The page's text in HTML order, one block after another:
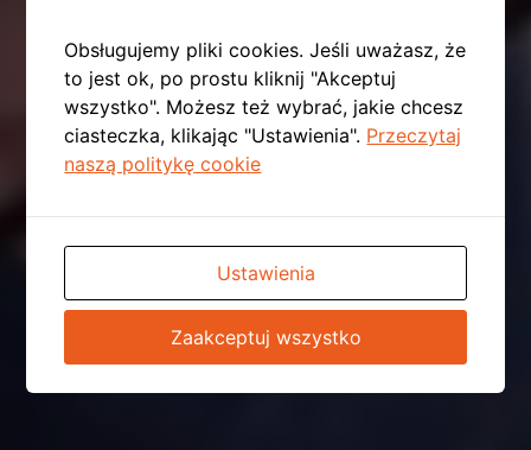
Obsługujemy pliki cookies. Jeśli uważasz, że
to jest ok, po prostu kliknij "Akceptuj
wszystko". Możesz też wybrać, jakie chcesz
ciasteczka, klikając "Ustawienia". Przeczytaj
naszą politykę cookie
Ustawienia
Zaakceptuj wszystko